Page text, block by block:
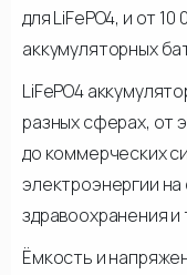
для LiFePO4, и от 10
аккумуляторных
LiFePO4
разных сферах, от
до коммерческих
электроэнергии
здравоохранения
Ёмкость и